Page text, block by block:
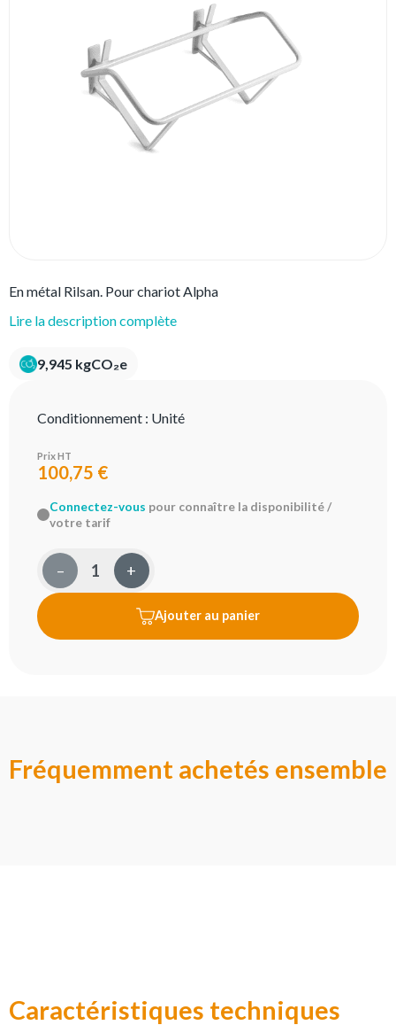
En métal Rilsan. Pour chariot Alpha
Lire la description complète
9,945 kgCO₂e
Conditionnement : Unité
Prix HT
100,75 €
Connectez-vous pour connaître la disponibilité /
votre tarif
– +
Ajouter au panier
Fréquemment achetés ensemble
Caractéristiques techniques